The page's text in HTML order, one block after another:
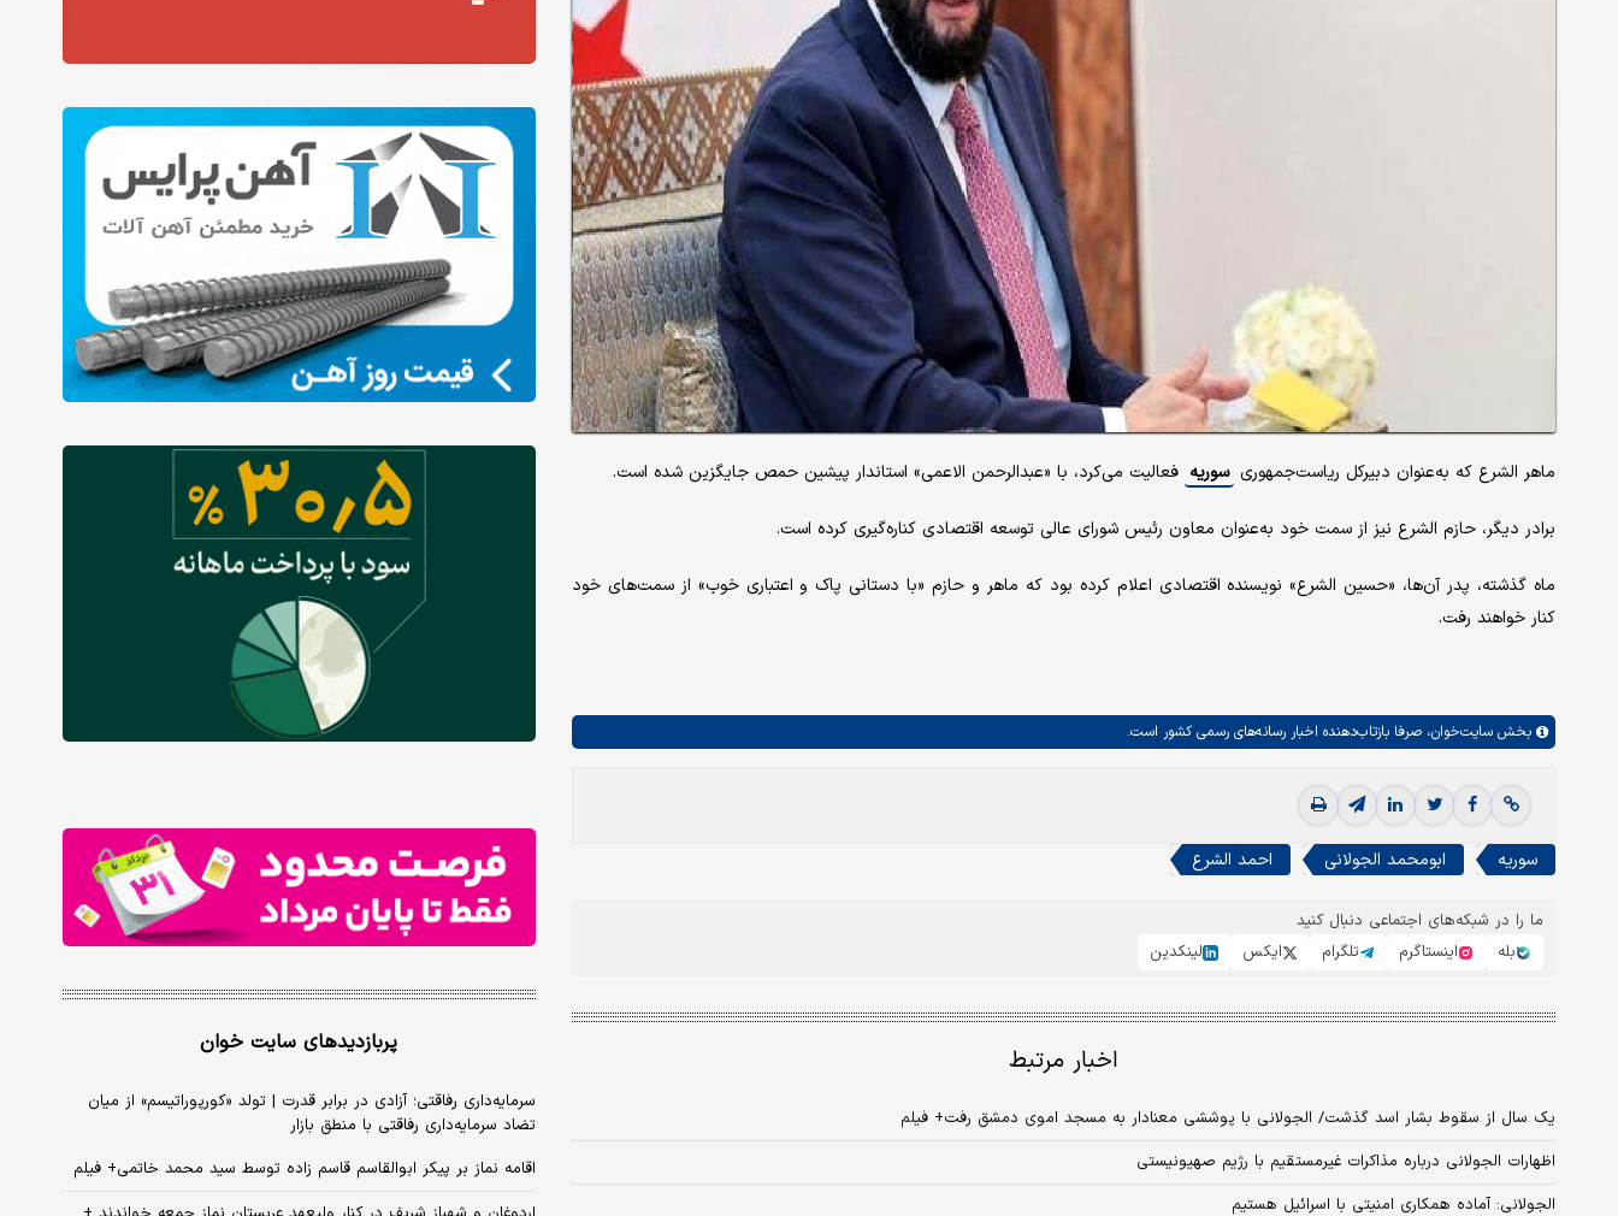
ماهر الشرع که به‌عنوان دبیرکل ریاست‌جمهوری سوریه فعالیت می‌کرد، با «عبدالرحمن الاعمی» استاندار پیشین حمص جایگزین شده است.
برادر دیگر، حازم الشرع نیز از سمت خود به‌عنوان معاون رئیس شورای عالی توسعه اقتصادی کناره‌گیری کرده است.
ماه گذشته، پدر آن‌ها، «حسین الشرع» نویسنده اقتصادی اعلام کرده بود که ماهر و حازم «با دستانی پاک و اعتباری خوب» از سمت‌های خود
کنار خواهند رفت.
بخش سایت‌خوان، صرفا بازتاب‌دهنده اخبار رسانه‌های رسمی کشور است.
سوریه ابومحمد الجولانی احمد الشرع
ما را در شبکه‌های اجتماعی دنبال کنید
بله
اینستاگرم تلگرام ایکس لینکدین
اخبار مرتبط
یک سال از سقوط بشار اسد گذشت/ الجولانی با پوششی معنادار به مسجد اموی دمشق رفت+ فیلم
اظهارات الجولانی درباره مذاکرات غیرمستقیم با رژیم صهیونیستی
الجولانی: آماده همکاری امنیتی با اسرائیل هستیم
پربازدیدهای سایت خوان
سرمایه‌داری رفاقتی؛ آزادی در برابر قدرت | تولد «کورپوراتیسم» از میان
تضاد سرمایه‌داری رفاقتی با منطق بازار
اقامه نماز بر پیکر ابوالقاسم قاسم زاده توسط سید محمد خاتمی+ فیلم